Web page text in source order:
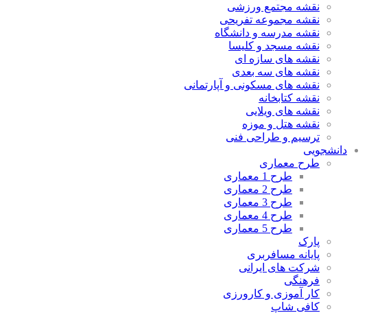
نقشه مجتمع ورزشی
نقشه مجموعه تفریحی
نقشه مدرسه و دانشگاه
نقشه مسجد و کلیسا
نقشه های سازه ای
نقشه های سه بعدی
نقشه های مسکونی و آپارتمانی
نقشه کتابخانه
نقشه های ویلایی
نقشه هتل و موزه
ترسیم و طراحی فنی
دانشجویی
طرح معماری
طرح 1 معماری
طرح 2 معماری
طرح 3 معماری
طرح 4 معماری
طرح 5 معماری
پارک
پایانه مسافربری
شرکت های ایرانی
فرهنگی
کار آموزی و کارورزی
کافی شاپ